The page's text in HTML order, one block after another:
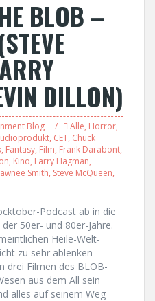
BLOB –
DILLON)
Blog Alle, Horror,
, CET, Chuck
, Fantasy, Film, Frank Darabont,
, Kino, Larry Hagman,
Smith, Steve McQueen,
Podcast ab in die
50er- und 80er-Jahre.
Heile-Welt-
zu sehr ablenken
drei Filmen des BLOB-
aus dem All sein
alles auf seinem Weg